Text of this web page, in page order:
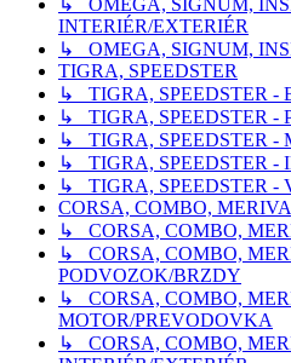
↳ OMEGA, SIGNUM,
INTERIÉR/EXTERIÉR
↳ OMEGA, SIGNUM,
TIGRA, SPEEDSTER
↳ TIGRA, SPEEDSTER -
↳ TIGRA, SPEEDSTER -
↳ TIGRA, SPEEDSTER -
↳ TIGRA, SPEEDSTER -
↳ TIGRA, SPEEDSTER -
CORSA, COMBO,
↳ CORSA, COMBO,
↳ CORSA, COMBO,
PODVOZOK/BRZDY
↳ CORSA, COMBO,
MOTOR/PREVODOVKA
↳ CORSA, COMBO,